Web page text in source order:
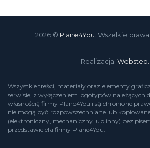
2026 © Plane4You . Wszelkie
Realizacja:
Wszystkie treści, materiały oraz elementy
serwisie, z wyłączeniem logotypów należących
własnością firmy Plane4You i są chronione
nie mogą być rozpowszechniane lub
(elektroniczny, mechaniczny lub inny) bez
przedstawiciela firmy Plane4You.